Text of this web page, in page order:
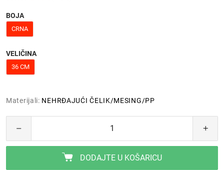
BOJA
CRNA
VELIČINA
36 CM
Materijali: NEHRĐAJUĆI ČELIK/MESING/PP
DODAJTE U KOŠARICU